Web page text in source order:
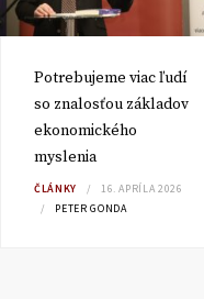
Potrebujeme viac ľudí
so znalosťou základov
ekonomického
myslenia
ČLÁNKY
16. APRÍLA 2026
PETER GONDA